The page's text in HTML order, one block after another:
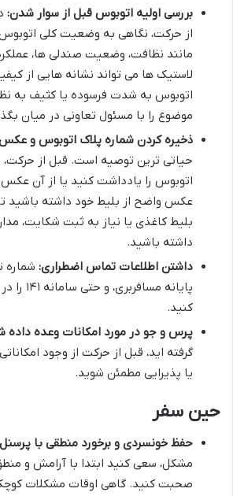
بررسی اولیه اتوبوس قبل از سوار شدن:
از حرکت، نگاهی به وضعیت کلی اتوبوس
مانند نظافت، وضعیت صندلی ها،
لاستیک ها می تواند نشانه هایی از
اتوبوس به شدت فرسوده یا کثیف به
موضوع را با مسئول تعاونی در میان
ذخیره کردن شماره پلاک اتوبوس و عکس
حیاتی ترین توصیه است. قبل از حرکت،
اتوبوس را یادداشت کنید یا از آن
عکس واضح از بلیط خود داشته باشید
بلیط کاغذی یا نیاز به ثبت شکایت،
داشته باشید.
داشتن اطلاعات تماس اضطراری: شماره
پایانه
کنید.
پرس و جو در مورد امکانات وعده داده
گرفته اید، قبل از حرکت از وجود
یا پذیرایی مطمئن شوید.
حین سفر
حفظ خونسردی و برخورد منطقی با
مشکل، سعی کنید ابتدا با آرامش و منطق
صحبت کنید. گاهی اوقات مشکلات